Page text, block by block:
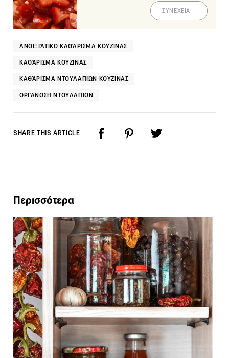
ΣΥΝΕΧΕΙΑ
ΑΝΟΙΞΙΆΤΙΚΟ ΚΑΘΆΡΙΣΜΑ ΚΟΥΖΊΝΑΣ
ΚΑΘΆΡΙΣΜΑ ΚΟΥΖΊΝΑΣ
ΚΑΘΆΡΙΣΜΑ ΝΤΟΥΛΑΠΙΏΝ ΚΟΥΖΊΝΑΣ
ΟΡΓΆΝΩΣΗ ΝΤΟΥΛΑΠΙΏΝ
SHARE THIS ARTICLE
Περισσότερα